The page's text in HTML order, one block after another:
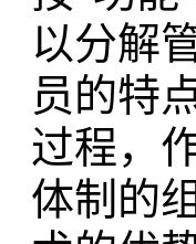
以分解
员的特
过程，
体制的